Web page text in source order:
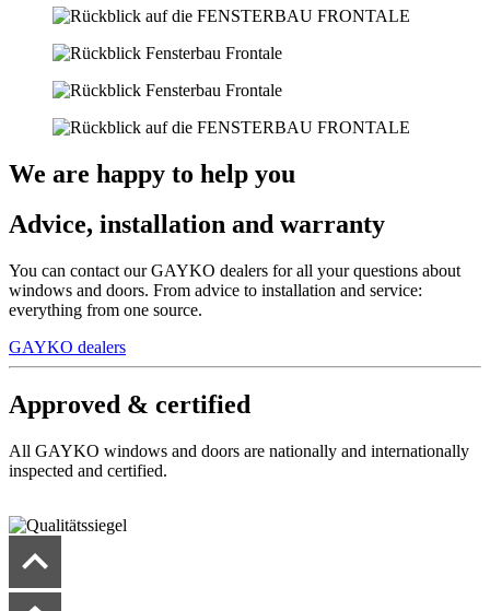
We are happy to help you
Advice, installation and warranty
You can contact our GAYKO dealers for all your questions about
windows and doors. From advice to installation and service:
everything from one source.
GAYKO dealers
Approved & certified
All GAYKO windows and doors are nationally and internationally
inspected and certified.